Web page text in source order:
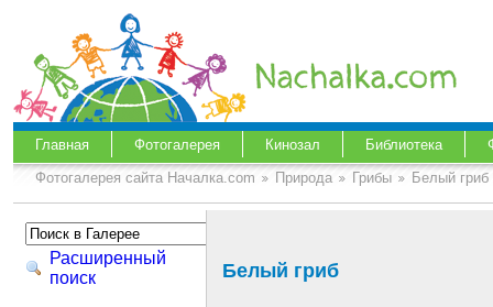
Главная Фотогалерея Кинозал Библиотека
Фотогалерея сайта Началка.com Природа Грибы Белый гриб
Расширенный
поиск
Белый гриб